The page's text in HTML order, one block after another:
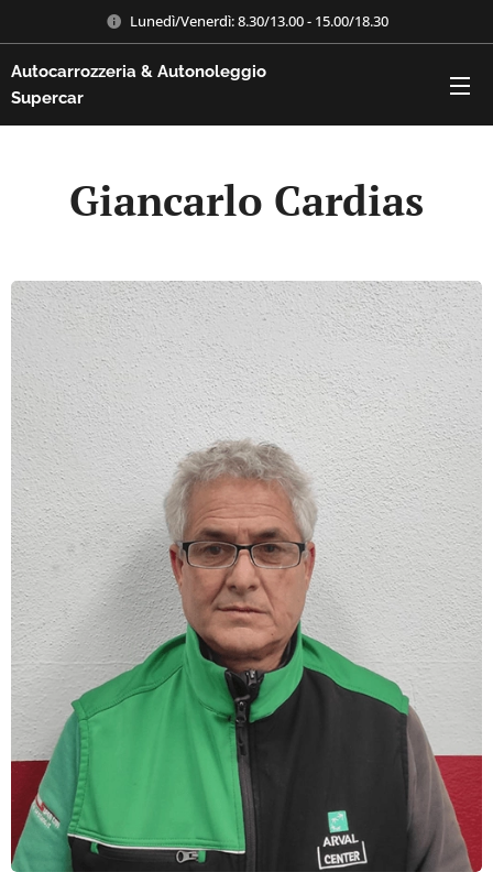
Lunedì/Venerdì: 8.30/13.00 - 15.00/18.30
Autocarrozzeria & Autonoleggio
Supercar
Giancarlo Cardias